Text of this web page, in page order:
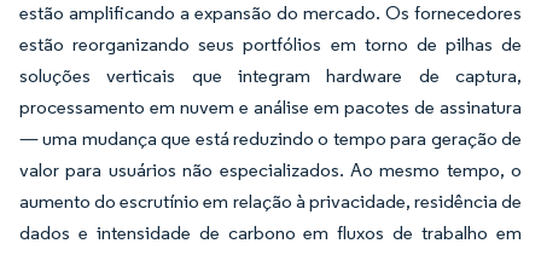
estão amplificando a expansão do mercado. Os fornecedores
estão reorganizando seus portfólios em torno de pilhas de
soluções verticais que integram hardware de captura,
processamento em nuvem e análise em pacotes de assinatura
— uma mudança que está reduzindo o tempo para geração de
valor para usuários não especializados. Ao mesmo tempo, o
aumento do escrutínio em relação à privacidade, residência de
dados e intensidade de carbono em fluxos de trabalho em